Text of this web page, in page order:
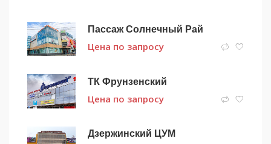
Пассаж Солнечный Рай
Цена по запросу
ТК Фрунзенский
Цена по запросу
Дзержинский ЦУМ